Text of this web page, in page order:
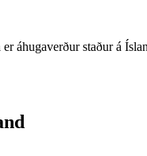
áhugaverður staður á